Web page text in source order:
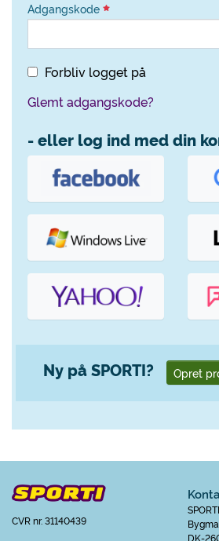
Adgangskode
Forbliv logget på
Glemt adgangskode?
- eller log ind med din
Ny på SPORTI? Opret
CVR nr. 31140439
DK-